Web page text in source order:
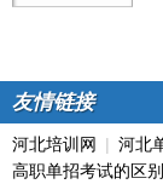
友情链接
河北培训网 | 河北
高职单招考试的区别